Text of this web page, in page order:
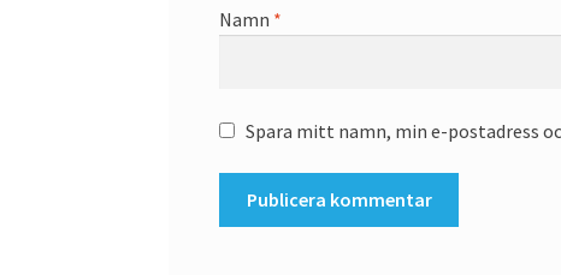
Namn *
Spara mitt namn, min e-postadress